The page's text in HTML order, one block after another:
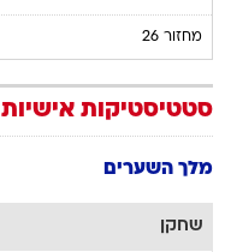
מחזור 26
סטטיסטיקות אישיות
מלך השערים
שחקן